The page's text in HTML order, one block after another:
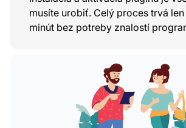
musíte urobiť. Celý proces trvá
minút bez potreby znalostí